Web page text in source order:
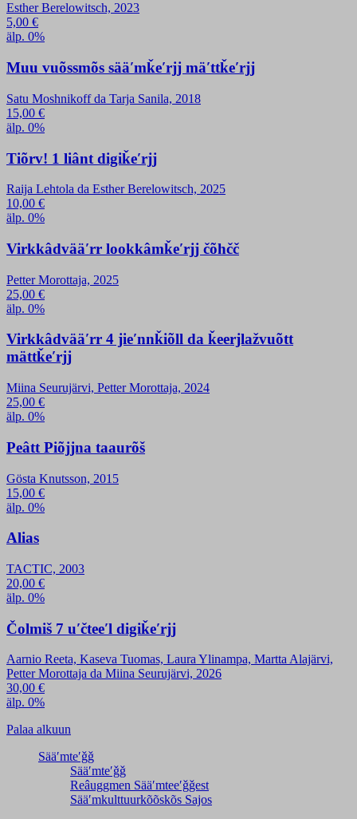
Esther Berelowitsch, 2023
5,00 €
älp. 0%
Muu vuõssmõs sääʹmǩeʹrjj mäʹttǩeʹrjj
Satu Moshnikoff da Tarja Sanila, 2018
15,00 €
älp. 0%
Tiõrv! 1 liânt digiǩeʹrjj
Raija Lehtola da Esther Berelowitsch, 2025
10,00 €
älp. 0%
Virkkâdvääʹrr lookkâmǩeʹrjj čõhčč
Petter Morottaja, 2025
25,00 €
älp. 0%
Virkkâdvääʹrr 4 jieʹnnǩiõll da ǩeerjlažvuõtt
mättǩeʹrjj
Miina Seurujärvi, Petter Morottaja, 2024
25,00 €
älp. 0%
Peâtt Piõjjna taaurõš
Gösta Knutsson, 2015
15,00 €
älp. 0%
Alias
TACTIC, 2003
20,00 €
älp. 0%
Čolmiš 7 uʹčteeʹl digiǩeʹrjj
Aarnio Reeta, Kaseva Tuomas, Laura Ylinampa, Martta Alajärvi,
Petter Morottaja da Miina Seurujärvi, 2026
30,00 €
älp. 0%
Palaa alkuun
Sääʹmteʹǧǧ
Sääʹmteʹǧǧ
Reâuggmen Sääʹmteeʹǧǧest
Sääʹmkulttuurkõõskõs Sajos